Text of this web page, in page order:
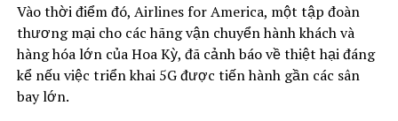
Vào thời điểm đó, Airlines for America, một tập đoàn
thương mại cho các hãng vận chuyển hành khách và
hàng hóa lớn của Hoa Kỳ, đã cảnh báo về thiệt hại đáng
kể nếu việc triển khai 5G được tiến hành gần các sân
bay lớn.